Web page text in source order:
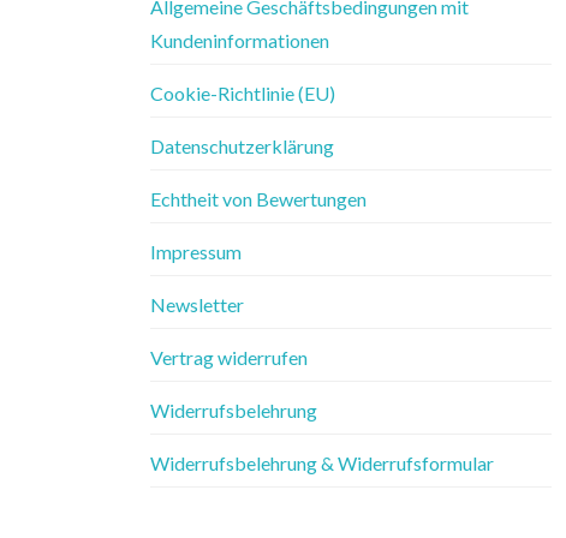
Allgemeine Geschäftsbedingungen mit
Kundeninformationen
Cookie-Richtlinie (EU)
Datenschutzerklärung
Echtheit von Bewertungen
Impressum
Newsletter
Vertrag widerrufen
Widerrufsbelehrung
Widerrufsbelehrung & Widerrufsformular